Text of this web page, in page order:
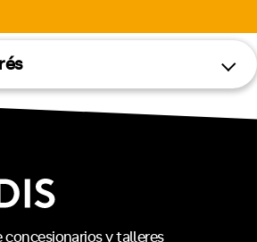
concesionarios y talleres